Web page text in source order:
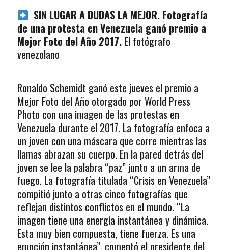
SIN LUGAR A DUDAS LA MEJOR. Fotografía
de una protesta en Venezuela ganó premio a
Mejor Foto del Año 2017.El fotógrafo
venezolano
Ronaldo Schemidt ganó este jueves el premio a
Mejor Foto del Año otorgado por World Press
Photo con una imagen de las protestas en
Venezuela durante el 2017. La fotografía enfoca a
un joven con una máscara que corre mientras las
llamas abrazan su cuerpo. En la pared detrás del
joven se lee la palabra “paz” junto a un arma de
fuego. La fotografía titulada “Crisis en Venezuela”
compitió junto a otras cinco fotografías que
reflejan distintos conflictos en el mundo. “La
imagen tiene una energía instantánea y dinámica.
Esta muy bien compuesta, tiene fuerza. Es una
emoción instantánea”, comentó el presidente del